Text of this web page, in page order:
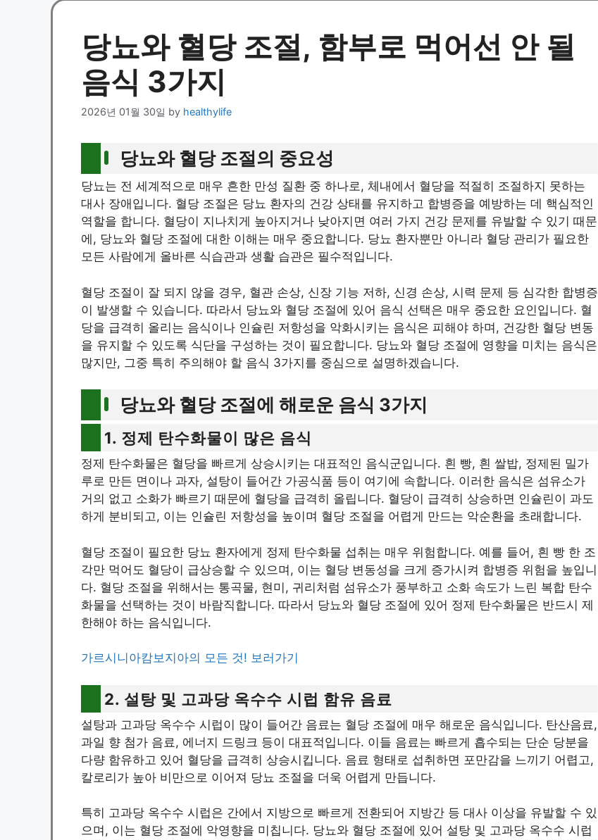
당뇨와 혈당 조절, 함부로 먹어선 안 될
음식 3가지
2026년 01월 30일 by healthylife
당뇨와 혈당 조절의 중요성
당뇨는 전 세계적으로 매우 흔한 만성 질환 중 하나로, 체내에서 혈당을 적절히 조절하지 못하는
대사 장애입니다. 혈당 조절은 당뇨 환자의 건강 상태를 유지하고 합병증을 예방하는 데 핵심적인
역할을 합니다. 혈당이 지나치게 높아지거나 낮아지면 여러 가지 건강 문제를 유발할 수 있기 때문
에, 당뇨와 혈당 조절에 대한 이해는 매우 중요합니다. 당뇨 환자뿐만 아니라 혈당 관리가 필요한
모든 사람에게 올바른 식습관과 생활 습관은 필수적입니다.
혈당 조절이 잘 되지 않을 경우, 혈관 손상, 신장 기능 저하, 신경 손상, 시력 문제 등 심각한 합병증
이 발생할 수 있습니다. 따라서 당뇨와 혈당 조절에 있어 음식 선택은 매우 중요한 요인입니다. 혈
당을 급격히 올리는 음식이나 인슐린 저항성을 악화시키는 음식은 피해야 하며, 건강한 혈당 변동
을 유지할 수 있도록 식단을 구성하는 것이 필요합니다. 당뇨와 혈당 조절에 영향을 미치는 음식은
많지만, 그중 특히 주의해야 할 음식 3가지를 중심으로 설명하겠습니다.
당뇨와 혈당 조절에 해로운 음식 3가지
1. 정제 탄수화물이 많은 음식
정제 탄수화물은 혈당을 빠르게 상승시키는 대표적인 음식군입니다. 흰 빵, 흰 쌀밥, 정제된 밀가
루로 만든 면이나 과자, 설탕이 들어간 가공식품 등이 여기에 속합니다. 이러한 음식은 섬유소가
거의 없고 소화가 빠르기 때문에 혈당을 급격히 올립니다. 혈당이 급격히 상승하면 인슐린이 과도
하게 분비되고, 이는 인슐린 저항성을 높이며 혈당 조절을 어렵게 만드는 악순환을 초래합니다.
혈당 조절이 필요한 당뇨 환자에게 정제 탄수화물 섭취는 매우 위험합니다. 예를 들어, 흰 빵 한 조
각만 먹어도 혈당이 급상승할 수 있으며, 이는 혈당 변동성을 크게 증가시켜 합병증 위험을 높입니
다. 혈당 조절을 위해서는 통곡물, 현미, 귀리처럼 섬유소가 풍부하고 소화 속도가 느린 복합 탄수
화물을 선택하는 것이 바람직합니다. 따라서 당뇨와 혈당 조절에 있어 정제 탄수화물은 반드시 제
한해야 하는 음식입니다.
가르시니아캄보지아의 모든 것! 보러가기
2. 설탕 및 고과당 옥수수 시럽 함유 음료
설탕과 고과당 옥수수 시럽이 많이 들어간 음료는 혈당 조절에 매우 해로운 음식입니다. 탄산음료,
과일 향 첨가 음료, 에너지 드링크 등이 대표적입니다. 이들 음료는 빠르게 흡수되는 단순 당분을
다량 함유하고 있어 혈당을 급격히 상승시킵니다. 음료 형태로 섭취하면 포만감을 느끼기 어렵고,
칼로리가 높아 비만으로 이어져 당뇨 조절을 더욱 어렵게 만듭니다.
특히 고과당 옥수수 시럽은 간에서 지방으로 빠르게 전환되어 지방간 등 대사 이상을 유발할 수 있
으며, 이는 혈당 조절에 악영향을 미칩니다. 당뇨와 혈당 조절에 있어 설탕 및 고과당 옥수수 시럽